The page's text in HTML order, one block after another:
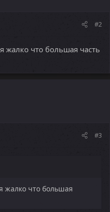
#2
жалко что большая часть
#3
жалко что большая